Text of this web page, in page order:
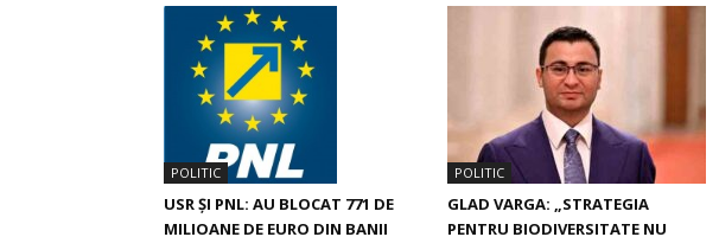
POLITIC
USR ȘI PNL: AU BLOCAT 771 DE
MILIOANE DE EURO DIN BANII
POLITIC
GLAD VARGA: „STRATEGIA
PENTRU BIODIVERSITATE NU